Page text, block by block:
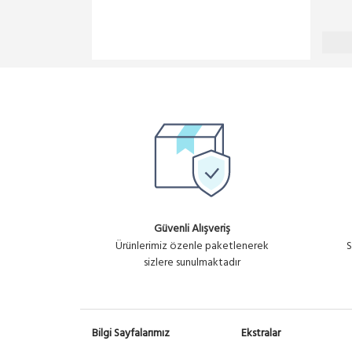
Güvenli Alışveriş
Ürünlerimiz özenle paketlenerek
sizlere sunulmaktadır
Bilgi Sayfalarımız
Ekstralar